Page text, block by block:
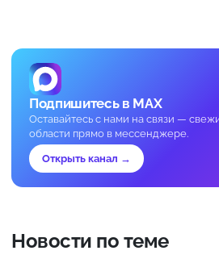
Подпишитесь в MAX
Оставайтесь с нами на связи —
области прямо в мессенджере.
Открыть канал →
Новости по теме